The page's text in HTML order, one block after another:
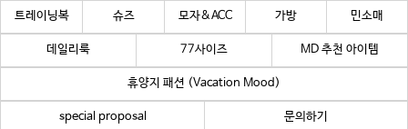
트레이닝복 슈즈 모자&ACC 가방 민소매
데일리룩 77사이즈 MD 추천 아이템
휴양지 패션 (Vacation Mood)
special proposal 문의하기